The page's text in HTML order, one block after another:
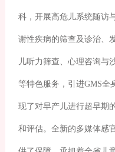
科，开展高危儿系统随访
谢性疾病的筛查及诊治、
儿听力筛查、心理咨询与
等特色服务，引进GMS全
现了对早产儿进行超早期
和评估。全新的多媒体感